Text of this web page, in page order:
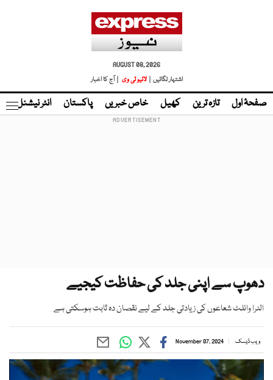
AUGUST 08, 2026
اشتہار لگائیں |
لائیو ٹی وی | آج کا اخبار
صفحۂ اول تازہ ترین کھیل خاص خبریں پاکستان انٹر نیشنل
دھوپ سے اپنی جلد کی حفاظت کیجیے
الٹرا وائلٹ شعاعوں کی زیادتی جلد کے لیے نقصان دہ ثابت ہوسکتی ہے
ویب ڈیسک November 07, 2024